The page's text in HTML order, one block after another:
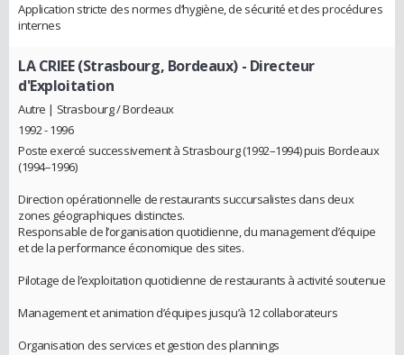
Application stricte des normes d’hygiène, de sécurité et des procédures
internes
LA CRIEE (Strasbourg, Bordeaux)- Directeur
d'Exploitation
Autre | Strasbourg / Bordeaux
1992 - 1996
Poste exercé successivement à Strasbourg (1992–1994) puis Bordeaux
(1994–1996)
Direction opérationnelle de restaurants succursalistes dans deux
zones géographiques distinctes.
Responsable de l’organisation quotidienne, du management d’équipe
et de la performance économique des sites.
Pilotage de l’exploitation quotidienne de restaurants à activité soutenue
Management et animation d’équipes jusqu’à 12 collaborateurs
Organisation des services et gestion des plannings